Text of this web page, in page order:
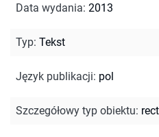
Data wydania: 2013
Typ: Tekst
Język publikacji: pol
Szczegółowy typ obiektu: rect